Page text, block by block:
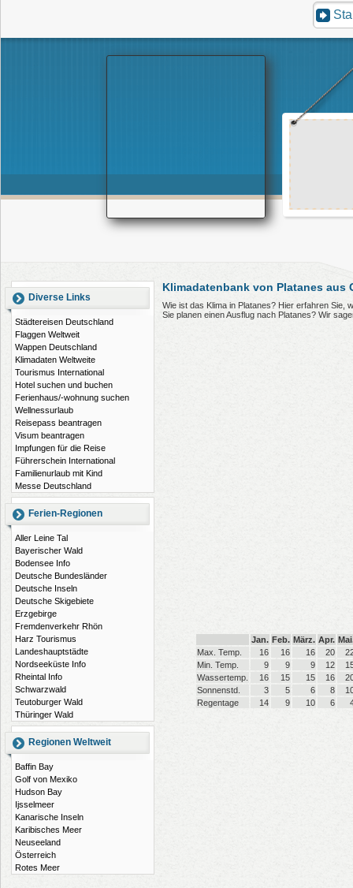
Diverse Links
Städtereisen Deutschland
Flaggen Weltweit
Wappen Deutschland
Klimadaten Weltweite
Tourismus International
Hotel suchen und buchen
Ferienhaus/-wohnung suchen
Wellnessurlaub
Reisepass beantragen
Visum beantragen
Impfungen für die Reise
Führerschein International
Familienurlaub mit Kind
Messe Deutschland
Ferien-Regionen
Aller Leine Tal
Bayerischer Wald
Bodensee Info
Deutsche Bundesländer
Deutsche Inseln
Deutsche Skigebiete
Erzgebirge
Fremdenverkehr Rhön
Harz Tourismus
Landeshauptstädte
Nordseeküste Info
Rheintal Info
Schwarzwald
Teutoburger Wald
Thüringer Wald
Regionen Weltweit
Baffin Bay
Golf von Mexiko
Hudson Bay
Ijsselmeer
Kanarische Inseln
Karibisches Meer
Neuseeland
Österreich
Rotes Meer
Klimadatenbank von Platanes aus
Wie ist das Klima in Platanes? Hier erfahren Sie,
Sie planen einen Ausflug nach Platanes? Wir
Jan. Feb. März. Apr.
Max. Temp.
16 16 16 20
Min. Temp.
9 9 9 12
Wassertemp.
16 15 15 16
Sonnenstd.
3 5 6 8
Regentage
14 9 10 6